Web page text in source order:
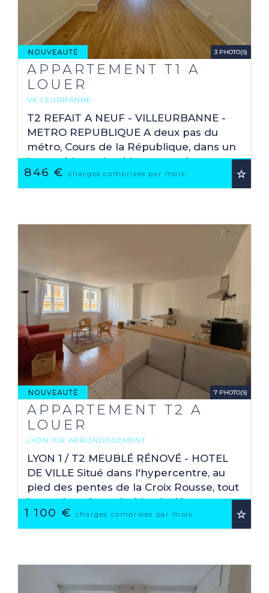
3 PHOTO(S)
APPARTEMENT T1 A
LOUER
VILLEURBANNE
45.67 M 2
846 € charges comprises par mois
T2 REFAIT A NEUF - VILLEURBANNE -
METRO REPUBLIQUE A deux pas du
métro, Cours de la République, dans un
immeuble ancien bien tenu, récemment
rénové, T2 de 45,67 m² Carrez, situé au
2ème étage, ...
7 PHOTO(S)
APPARTEMENT T2 A
LOUER
LYON 1ER ARRONDISSEMENT
61.81 M 2
1 100 € charges comprises par mois
LYON 1 / T2 MEUBLÉ RÉNOVÉ - HOTEL
DE VILLE Situé dans l'hypercentre, au
pied des pentes de la Croix Rousse, tout
juste rénové et très bien isolé, cet
appartement 2 pièces meublé de 61.81
m² en ...